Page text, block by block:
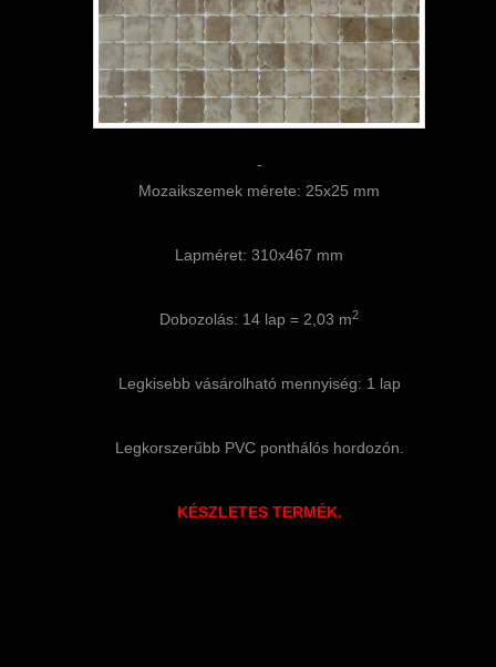
-
Mozaikszemek mérete: 25x25 mm
Lapméret: 310x467 mm
Dobozolás: 14 lap = 2,03 m2
Legkisebb vásárolható mennyiség: 1 lap
Legkorszerűbb PVC ponthálós hordozón.
KÉSZLETES TERMÉK.